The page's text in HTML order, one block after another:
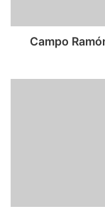
Campo